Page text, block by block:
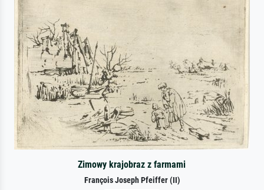
Zimowy krajobraz z farmami
François Joseph Pfeiffer (II)